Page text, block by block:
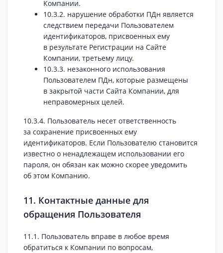
Компании.
10.3.2. нарушение обработки ПДн является
следствием передачи Пользователем
идентификаторов, присвоенных ему
в результате Регистрации на Сайте
Компании, третьему лицу.
10.3.3. незаконного использования
Пользователем ПДн, которые размещены
в закрытой части Сайта Компании, для
неправомерных целей.
10.3.4. Пользователь несет ответственность
за сохранение присвоенных ему
идентификаторов. Если Пользователю становится
известно о ненадлежащем использовании его
пароля, он обязан как можно скорее уведомить
об этом Компанию.
11. Контактные данные для
обращения Пользователя
11.1. Пользователь вправе в любое время
обратиться к Компании по вопросам,